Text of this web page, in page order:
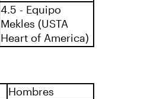
4.5 - Equipo
Mekles (USTA
Heart of America)
Hombres